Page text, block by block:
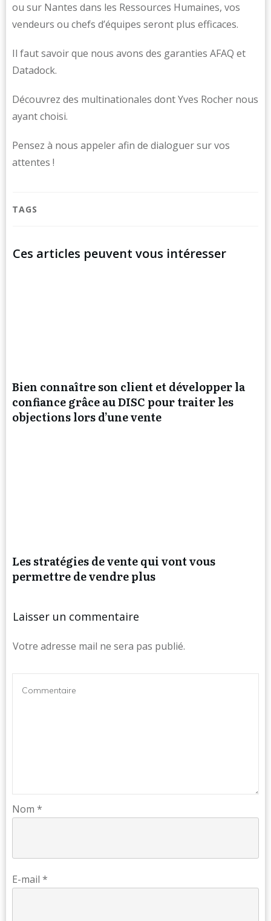
ou sur Nantes dans les Ressources Humaines, vos
vendeurs ou chefs d’équipes seront plus efficaces.
Il faut savoir que nous avons des garanties AFAQ et
Datadock.
Découvrez des multinationales dont Yves Rocher nous
ayant choisi.
Pensez à nous appeler afin de dialoguer sur vos
attentes !
TAGS
Ces articles peuvent vous intéresser
Bien connaître son client et développer la
confiance grâce au DISC pour traiter les
objections lors d’une vente
Les stratégies de vente qui vont vous
permettre de vendre plus
Laisser un commentaire
Votre adresse mail ne sera pas publié.
Nom *
E-mail *